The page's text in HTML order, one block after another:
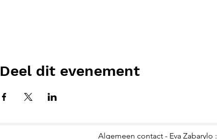
Deel dit evenement
Algemeen contact - Eva Zabarylo :